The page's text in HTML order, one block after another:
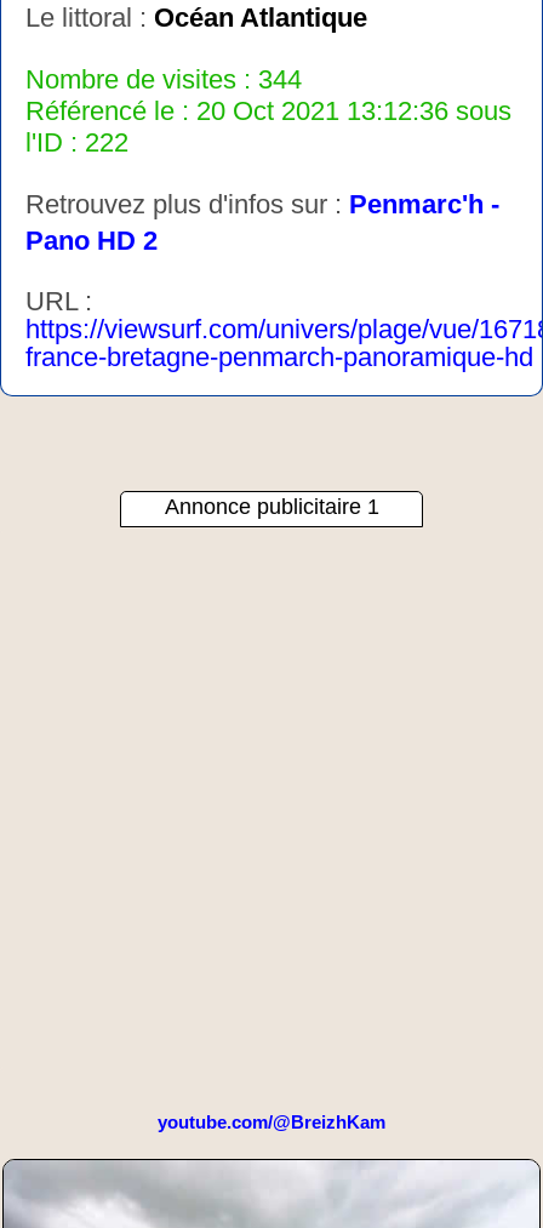
Le littoral : Océan Atlantique
Nombre de visites : 344
Référencé le : 20 Oct 2021 13:12:36 sous
l'ID : 222
Retrouvez plus d'infos sur : Penmarc'h -
Pano HD 2
URL :
https://viewsurf.com/univers/plage/vue/
france-bretagne-penmarch-panoramique-hd
Annonce publicitaire 1
youtube.com/@BreizhKam